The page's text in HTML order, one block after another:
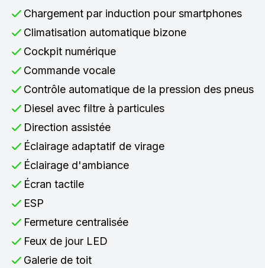
Chargement par induction pour smartphones
Climatisation automatique bizone
Cockpit numérique
Commande vocale
Contrôle automatique de la pression des pneus
Diesel avec filtre à particules
Direction assistée
Éclairage adaptatif de virage
Éclairage d'ambiance
Écran tactile
ESP
Fermeture centralisée
Feux de jour LED
Galerie de toit